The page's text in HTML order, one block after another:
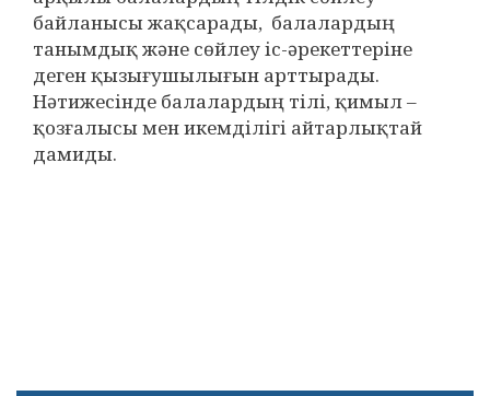
байланысы жақсарады, балалардың
танымдық және сөйлеу іс-әрекеттеріне
деген қызығушылығын арттырады.
Нәтижесінде балалардың тілі, қимыл –
қозғалысы мен икемділігі айтарлықтай
дамиды.